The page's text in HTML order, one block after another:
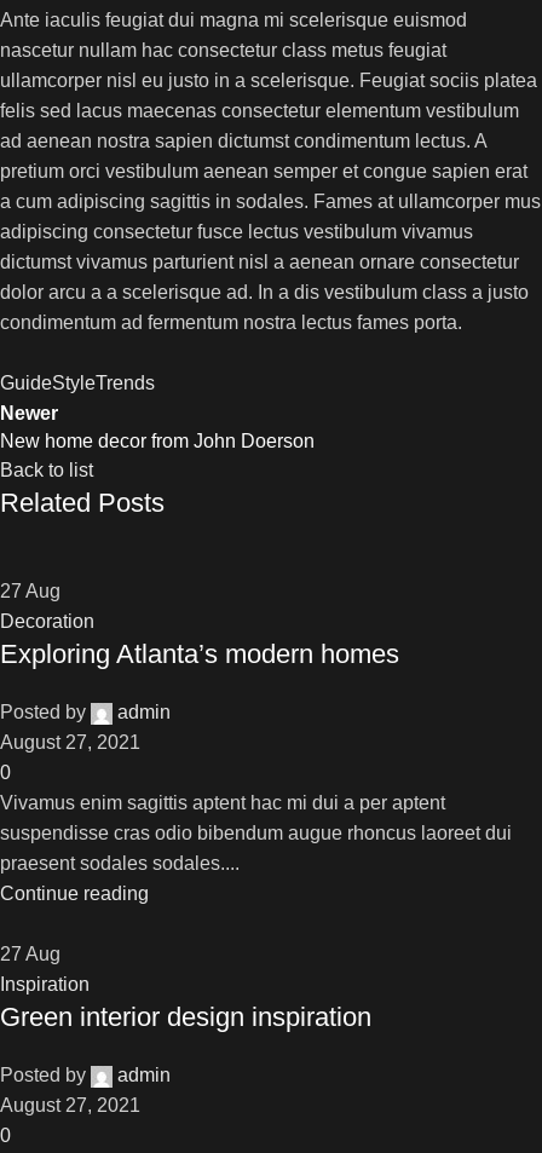
Ante iaculis feugiat dui magna mi scelerisque euismod
nascetur nullam hac consectetur class metus feugiat
ullamcorper nisl eu justo in a scelerisque. Feugiat sociis platea
felis sed lacus maecenas consectetur elementum vestibulum
ad aenean nostra sapien dictumst condimentum lectus. A
pretium orci vestibulum aenean semper et congue sapien erat
a cum adipiscing sagittis in sodales. Fames at ullamcorper mus
adipiscing consectetur fusce lectus vestibulum vivamus
dictumst vivamus parturient nisl a aenean ornare consectetur
dolor arcu a a scelerisque ad. In a dis vestibulum class a justo
condimentum ad fermentum nostra lectus fames porta.
GuideStyleTrends
Newer
New home decor from John Doerson
Back to list
Related Posts
27 Aug
Decoration
Exploring Atlanta’s modern homes
Posted by
admin
August 27, 2021
0
Vivamus enim sagittis aptent hac mi dui a per aptent
suspendisse cras odio bibendum augue rhoncus laoreet dui
praesent sodales sodales....
Continue reading
27 Aug
Inspiration
Green interior design inspiration
Posted by
admin
August 27, 2021
0